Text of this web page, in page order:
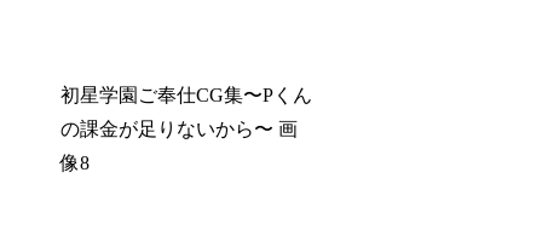
初星学園ご奉仕CG集〜Pくん
の課金が足りないから〜 画
像8